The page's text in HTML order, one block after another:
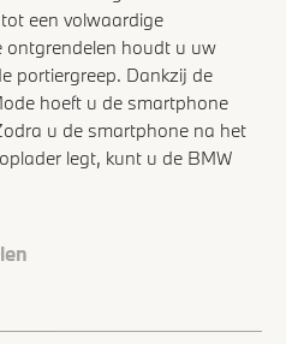
een volwaardige
ontgrendelen houdt u uw
portiergreep. Dankzij de
hoeft u de smartphone
u de smartphone na het
legt, kunt u de BMW